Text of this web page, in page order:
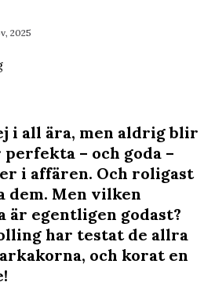
2025
i all ära, men aldrig blir
– och goda –
i affären. Och roligast
dem. Men vilken
är egentligen godast?
har testat de allra
och korat en